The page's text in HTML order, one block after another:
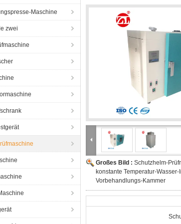
Maschine
zwei
Großes Bild : Schutzhelm-
konstante Temperatur-
Vorbehandlungs-Kammer